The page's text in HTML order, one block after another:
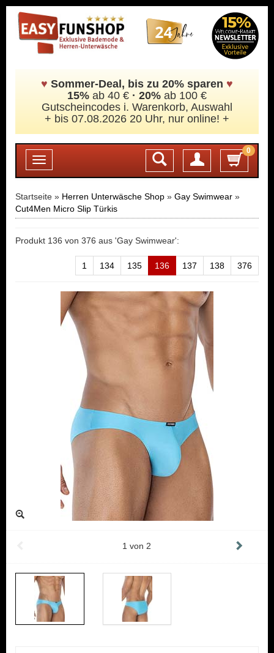
♥ Sommer-Deal, bis zu 20% sparen ♥
15% ab 40 € · 20% ab 100 €
Gutscheincodes i. Warenkorb, Auswahl
+ bis 07.08.2026 20 Uhr, nur online! +
Toggle
navigation
0
Login
Startseite » Herren Unterwäsche Shop » Gay Swimwear »
Cut4Men Micro Slip Türkis
Produkt 136 von 376 aus 'Gay Swimwear':
1 134 135 136 137 138 376
1 von 2